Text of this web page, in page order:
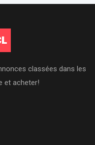
classées dans les
et acheter!